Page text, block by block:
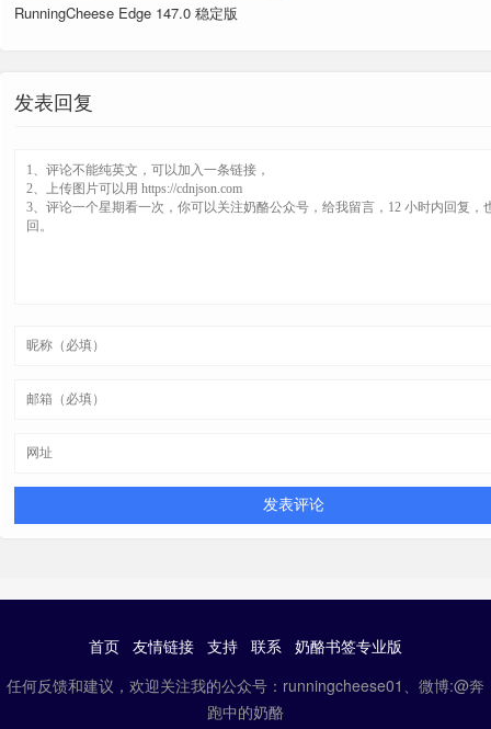
RunningCheese Edge 147.0 稳定版
发表回复
首页 友情链接 支持 联系
奶酪书签专业版
任何反馈和建议，欢迎关注我的公众号：runningcheese01、微博:@奔
跑中的奶酪